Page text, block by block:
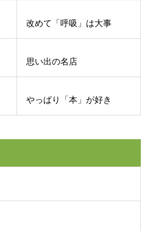
改めて「呼吸」は大事
思い出の名店
やっぱり「本」が好き